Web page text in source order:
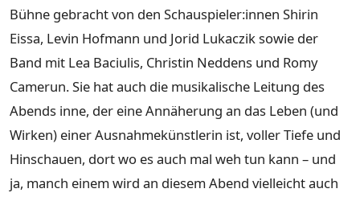
Bühne gebracht von den Schauspieler:innen Shirin
Eissa, Levin Hofmann und Jorid Lukaczik sowie der
Band mit Lea Baciulis, Christin Neddens und Romy
Camerun. Sie hat auch die musikalische Leitung des
Abends inne, der eine Annäherung an das Leben (und
Wirken) einer Ausnahmekünstlerin ist, voller Tiefe und
Hinschauen, dort wo es auch mal weh tun kann – und
ja, manch einem wird an diesem Abend vielleicht auch